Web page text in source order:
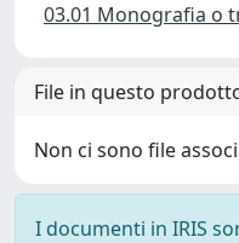
03.01 Monografia o
File in questo
Non ci sono file
I documenti in IRIS